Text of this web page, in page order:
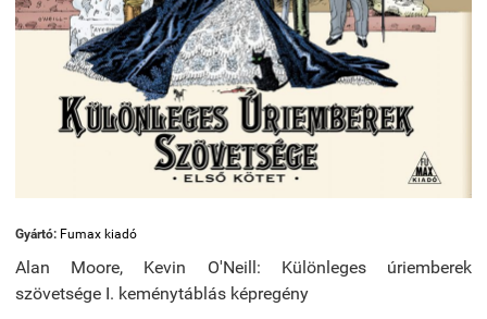
Gyártó: Fumax kiadó
Alan Moore, Kevin O'Neill: Különleges úriemberek
szövetsége I. keménytáblás képregény